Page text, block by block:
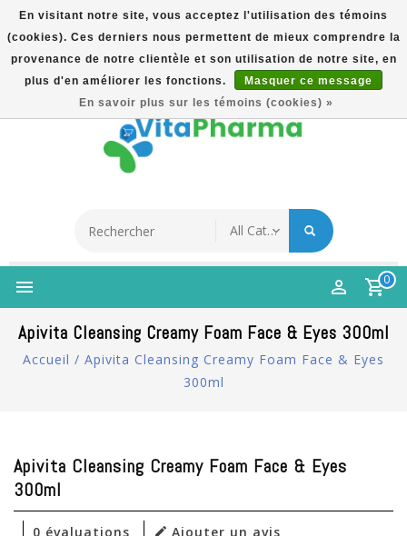
5% Korting Na Aanmelding Op Nieuwsbrief | Gratis
Verzending Vanaf €49 | Online Sinds 2007
Français
0
Apivita Cleansing Creamy Foam Face & Eyes 300ml
Accueil / Apivita Cleansing Creamy Foam Face & Eyes
300ml
Apivita Cleansing Creamy Foam Face & Eyes
300ml
0 évaluations Ajouter un avis
En visitant notre site, vous acceptez l'utilisation des témoins
(cookies). Ces derniers nous permettent de mieux comprendre la
provenance de notre clientèle et son utilisation de notre site, en
plus d'en améliorer les fonctions.
Masquer ce message
En savoir plus sur les témoins (cookies) »